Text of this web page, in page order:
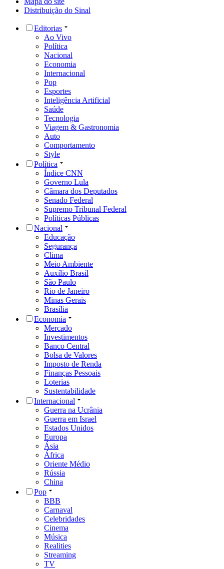
Distribuição do Sinal
Editorias
Ao Vivo
Política
Nacional
Economia
Internacional
Pop
Esportes
Inteligência Artificial
Saúde
Tecnologia
Viagem & Gastronomia
Auto
Comportamento
Style
Política
Índice CNN
Governo Lula
Câmara dos Deputados
Senado Federal
Supremo Tribunal Federal
Políticas Públicas
Nacional
Educação
Segurança
Clima
Meio Ambiente
Auxílio Brasil
São Paulo
Rio de Janeiro
Minas Gerais
Brasília
Economia
Mercado
Investimentos
Banco Central
Bolsa de Valores
Imposto de Renda
Finanças Pessoais
Loterias
Sustentabilidade
Internacional
Guerra na Ucrânia
Guerra em Israel
Estados Unidos
Europa
Ásia
África
Oriente Médio
Rússia
China
Pop
BBB
Carnaval
Celebridades
Cinema
Música
Realities
Streaming
TV